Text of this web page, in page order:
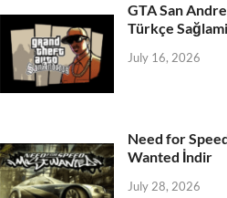
GTA San
Türkçe
July 16, 2026
Need for
Wanted İndir
July 28, 2026